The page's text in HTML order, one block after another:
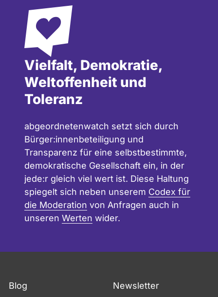
Vielfalt, Demokratie,
Weltoffenheit und
Toleranz
abgeordnetenwatch setzt sich durch
Bürger:innenbeteiligung und
Transparenz für eine selbstbestimmte,
demokratische Gesellschaft ein, in der
jede:r gleich viel wert ist. Diese Haltung
spiegelt sich neben unserem Codex für
die Moderation von Anfragen auch in
unseren Werten wider.
Blog Newsletter